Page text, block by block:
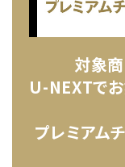
対象
U-NEXTでお
プレミアム